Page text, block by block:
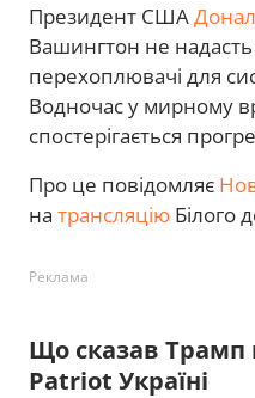
Президент США
Вашингтон не надасть
перехоплювачі для
Водночас у мирному
спостерігається
Про це повідомляє
на трансляцію Білого
Реклама
Що сказав Трамп
Patriot Україні